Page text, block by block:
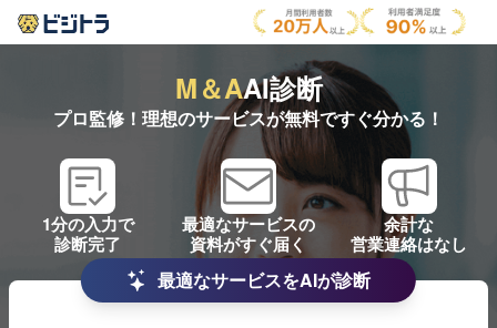
M＆AAI診断
プロ監修！理想のサービスが無料ですぐ分かる！
1分の入力で
診断完了
最適なサービスの
資料がすぐ届く
余計な
営業連絡はなし
最適なサービスをAIが診断